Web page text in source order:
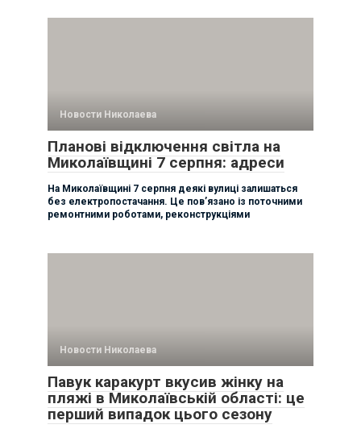
Новости Николаева
Планові відключення світла на
Миколаївщині 7 серпня: адреси
На Миколаївщині 7 серпня деякі вулиці залишаться
без електропостачання. Це пов’язано із поточними
ремонтними роботами, реконструкціями
Новости Николаева
Павук каракурт вкусив жінку на
пляжі в Миколаївській області: це
перший випадок цього сезону